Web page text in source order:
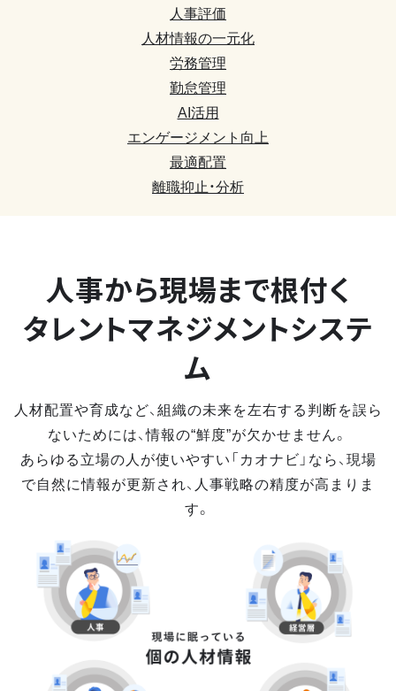
人事評価
人材情報の一元化
労務管理
勤怠管理
AI活用
エンゲージメント向上
最適配置
離職抑止・分析
人事から現場まで根付く
タレントマネジメントシステ
ム
人材配置や育成など、組織の未来を左右する判断を誤ら
ないためには、情報の“鮮度”が欠かせません。
あらゆる立場の人が使いやすい「カオナビ」なら、現場
で自然に情報が更新され、人事戦略の精度が高まりま
す。